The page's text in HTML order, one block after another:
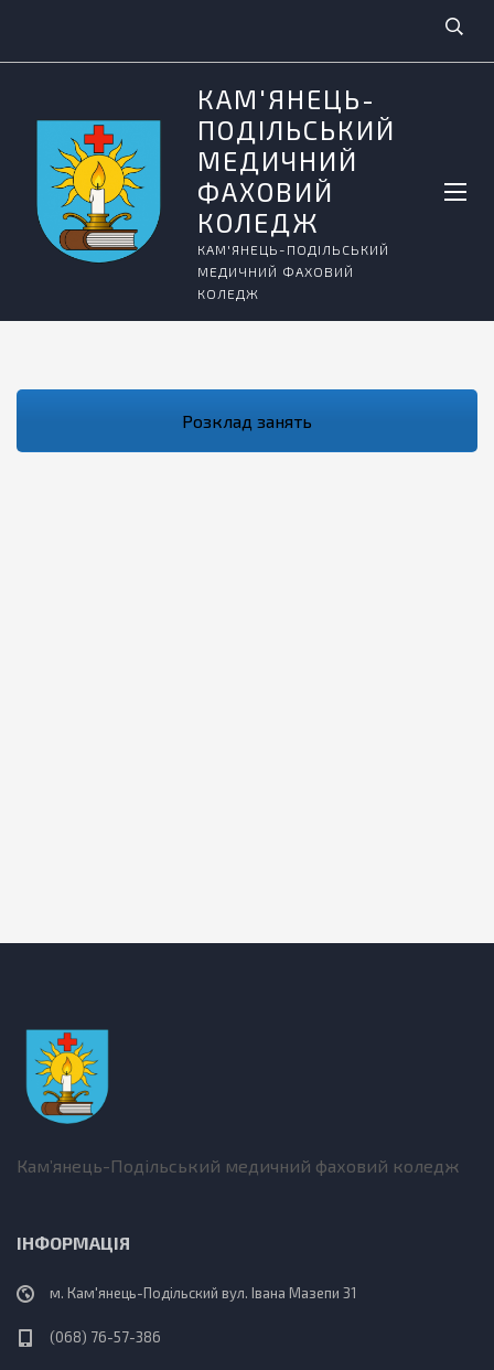
КАМ'ЯНЕЦЬ-
ПОДІЛЬСЬКИЙ
МЕДИЧНИЙ
ФАХОВИЙ
КОЛЕДЖ
КАМ'ЯНЕЦЬ-ПОДІЛЬСЬКИЙ
МЕДИЧНИЙ ФАХОВИЙ
КОЛЕДЖ
Розклад занять
Кам’янець-Подільський медичний фаховий коледж
ІНФОРМАЦІЯ
м. Кам'янець-Подільский вул. Івана Мазепи 31
(068) 76-57-386